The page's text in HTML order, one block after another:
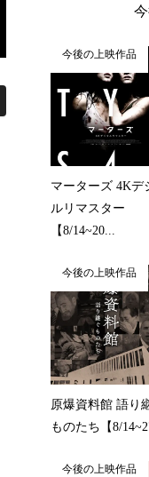
今後の上映作品
マーターズ 4Kデ
ルリマスター
【8/14~20...
今後の上映作品
原爆資料館 語り
ものたち【8/
今後の上映作品